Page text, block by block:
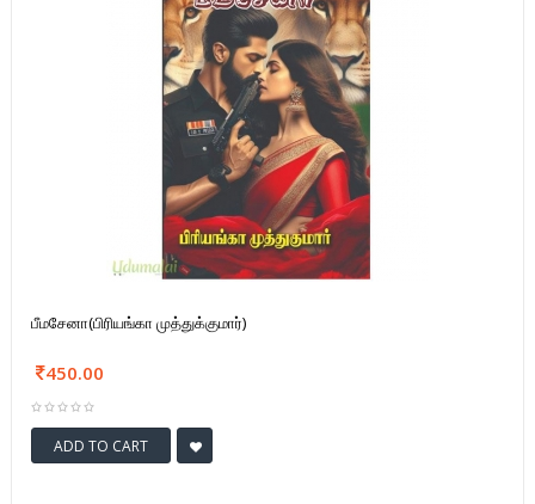
பீமசேனா(பிரியங்கா முத்துக்குமார்)
450.00
ADD TO CART